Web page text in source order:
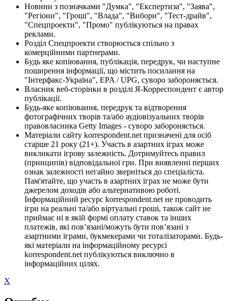
Новини з позначками "Думка", "Експертиза", "Заява",
"Регіони", "Гроші", "Влада", "Вибори", "Тест-драйв",
"Спецпроекти", "Промо" публікуються на правах
реклами.
Розділ Спецпроекти створюється спільно з
комерційними партнерами.
Будь яке копіювання, публікація, передрук, чи наступне
поширення інформації, що містить посилання на
"Інтерфакс-Україна", EPA / UPG, суворо забороняється.
Власник веб-сторінки в розділі Я-Корреспондент є автор
публікації.
Будь-яке копіювання, передрук та відтворення
фотографічних творів та/або аудіовізуальних творів
правовласника Getty Images - суворо забороняється.
Матеріали сайту korrespondent.net призначені для осіб
старше 21 року (21+). Участь в азартних іграх може
викликати ігрову залежність. Дотримуйтесь правил
(принципів) відповідальної гри. При виявленні перших
ознак залежності негайно зверніться до спеціаліста.
Пам'ятайте, що участь в азартних іграх не може бути
джерелом доходів або альтернативою роботі.
Інформаційний ресурс korrespondent.net не проводить
ігри на реальні та/або віртуальні гроші, також сайт не
приймає ні в якій формі оплату ставок та інших
платежів, які пов’язані/можуть бути пов’язані з
азартними іграми, букмекерами чи тоталізаторами. Будь-
які матеріали на інформаційному ресурсі
korrespondent.net публікуються виключно в
інформаційних цілях.
X